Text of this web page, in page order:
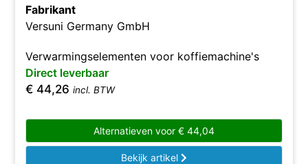
Fabrikant
Versuni Germany GmbH
Verwarmingselementen voor koffiemachine's
Direct leverbaar
€ 44,26 incl. BTW
Alternatieven voor € 44,04
Bekijk artikel